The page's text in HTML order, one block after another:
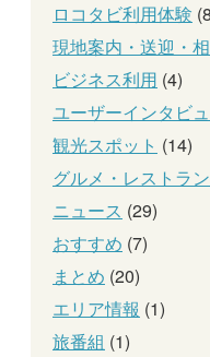
ロコタビ利用体験
現地案内・送迎・
ビジネス利用 (4)
ユーザーインタビ
観光スポット (14)
グルメ・レストラ
ニュース (29)
おすすめ (7)
まとめ (20)
エリア情報 (1)
旅番組 (1)